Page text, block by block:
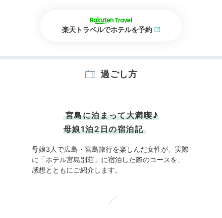
楽天トラベルでホテルを予約
過ごし方
宮島に泊まって大満喫♪
母娘1泊2日の宿泊記
母娘3人で広島・宮島旅行を楽しんだ女性が、実際
に「ホテル宮島別荘」に宿泊した際のコースを、
感想とともにご紹介します。